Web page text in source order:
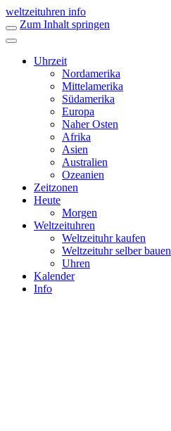
weltzeituhren info
Zum Inhalt springen
Uhrzeit
Nordamerika
Mittelamerika
Südamerika
Europa
Naher Osten
Afrika
Asien
Australien
Ozeanien
Zeitzonen
Heute
Morgen
Weltzeituhren
Weltzeituhr kaufen
Weltzeituhr selber bauen
Uhren
Kalender
Info